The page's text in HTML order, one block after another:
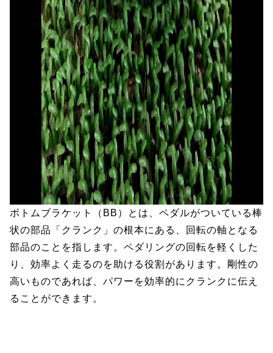
ボトムブラケット（BB）とは、ペダルがついている棒
状の部品「クランク」の根本にある、回転の軸となる
部品のことを指します。ペダリングの回転を軽くした
り、効率よく走るのを助ける役割があります。剛性の
高いものであれば、パワーを効率的にクランクに伝え
ることができます。